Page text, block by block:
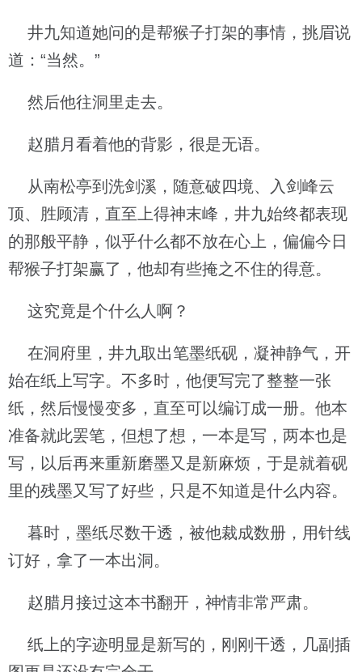
井九知道她问的是帮猴子打架的事情，挑眉说
道：“当然。”
然后他往洞里走去。
赵腊月看着他的背影，很是无语。
从南松亭到洗剑溪，随意破四境、入剑峰云
顶、胜顾清，直至上得神末峰，井九始终都表现
的那般平静，似乎什么都不放在心上，偏偏今日
帮猴子打架赢了，他却有些掩之不住的得意。
这究竟是个什么人啊？
在洞府里，井九取出笔墨纸砚，凝神静气，开
始在纸上写字。不多时，他便写完了整整一张
纸，然后慢慢变多，直至可以编订成一册。他本
准备就此罢笔，但想了想，一本是写，两本也是
写，以后再来重新磨墨又是新麻烦，于是就着砚
里的残墨又写了好些，只是不知道是什么内容。
暮时，墨纸尽数干透，被他裁成数册，用针线
订好，拿了一本出洞。
赵腊月接过这本书翻开，神情非常严肃。
纸上的字迹明显是新写的，刚刚干透，几副插